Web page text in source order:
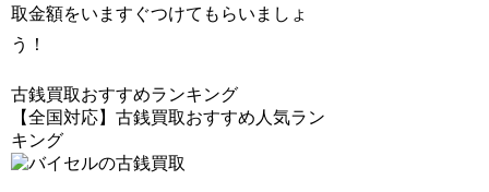
取金額をいますぐつけてもらいましょ
う！
古銭買取おすすめランキング
【全国対応】古銭買取おすすめ人気ラン
キング